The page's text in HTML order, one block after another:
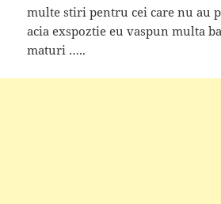
multe stiri pentru cei care nu au
acia exspoztie eu vaspun multa
maturi …..